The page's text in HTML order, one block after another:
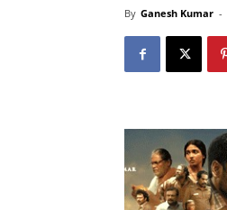
By Ganesh Kumar -